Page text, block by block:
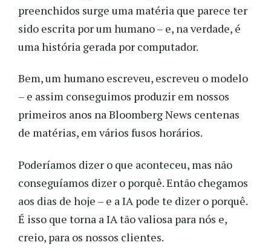
preenchidos surge uma matéria que parece ter
sido escrita por um humano – e, na verdade, é
uma história gerada por computador.
Bem, um humano escreveu, escreveu o modelo
– e assim conseguimos produzir em nossos
primeiros anos na Bloomberg News centenas
de matérias, em vários fusos horários.
Poderíamos dizer o que aconteceu, mas não
conseguíamos dizer o porquê. Então chegamos
aos dias de hoje – e a IA pode te dizer o porquê.
É isso que torna a IA tão valiosa para nós e,
creio, para os nossos clientes.